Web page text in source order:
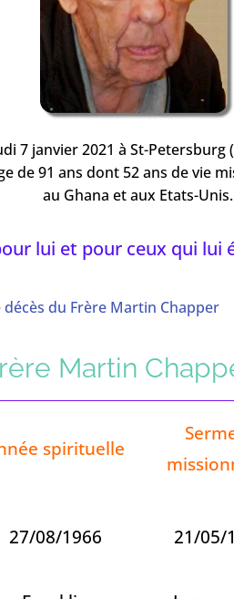
7 janvier 2021 à St-Petersburg
de 91 ans dont 52 ans de vie
au Ghana et aux Etats-Unis.
lui et pour ceux qui lui
du Frère Martin Chapper
Martin
spirituelle
27/08/1966 21/05/